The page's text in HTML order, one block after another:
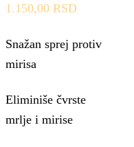
1.150,00 RSD
Snažan sprej protiv
mirisa
Eliminiše čvrste
mrlje i mirise